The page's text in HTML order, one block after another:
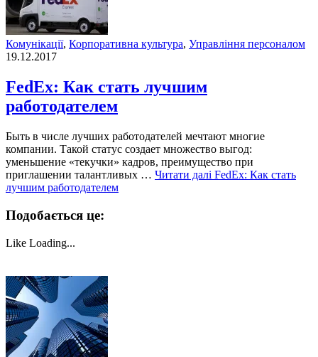
Комунікації, Корпоративна культура, Управління персоналом
19.12.2017
FedEx: Как стать лучшим
работодателем
Быть в числе лучших работодателей мечтают многие
компании. Такой статус создает множество выгод:
уменьшение «текучки» кадров, преимущество при
приглашении талантливых … Читати далі FedEx: Как стать
лучшим работодателем
Подобається це:
Like Loading...